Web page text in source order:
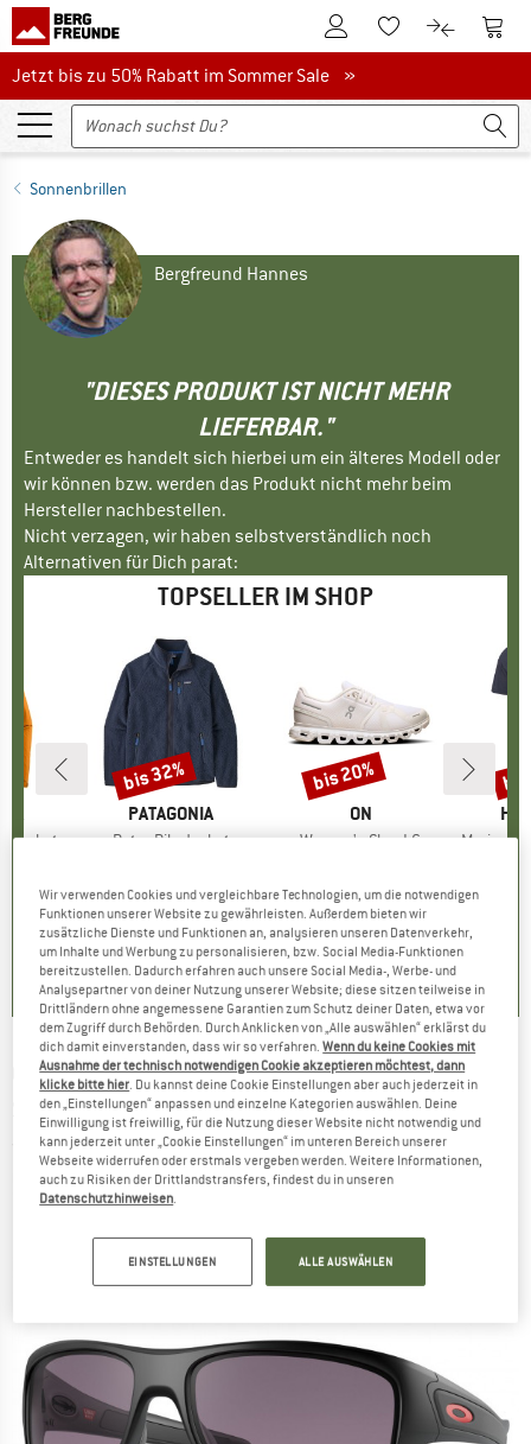
Zum KundenkontoZum Merkzettel.
Zum Zum
Jetzt bis zu 50% Rabatt im Sommer Sale
Jetzt bis zu 50% Rabatt im Sommer Sale »
Sonnenbrillen
Bergfreund Hannes
"DIESES PRODUKT IST NICHT MEHR
LIEFERBAR."
Entweder es handelt sich hierbei um ein älteres Modell oder
wir können bzw. werden das Produkt nicht mehr beim
Hersteller nachbestellen.
Nicht verzagen, wir haben selbstverständlich noch
Alternativen für Dich parat:
TOPSELLER IM SHOP
Jacket
8
)
MARKE
PATAGONIA
Artikel
Retro Pile Jacket
+1
4,6(71)
Rabatt
bis 32%
MARKE
ON
Artikel
Women's Cloud 6
+10
4,7(48)
Rabatt
bis 20%
Artikel
MerinoMix150
OAKLEY -Turbine Prizm S3 (VLT 17%) -
Sonnenbrille
(0)
Wir verwenden Cookies und vergleichbare Technologien, um die notwendigen
Funktionen unserer Website zu gewährleisten. Außerdem bieten wir
zusätzliche Dienste und Funktionen an, analysieren unseren Datenverkehr,
um Inhalte und Werbung zu personalisieren, bzw. Social Media-Funktionen
bereitzustellen. Dadurch erfahren auch unsere Social Media-, Werbe- und
Analysepartner von deiner Nutzung unserer Website; diese sitzen teilweise in
Drittländern ohne angemessene Garantien zum Schutz deiner Daten, etwa vor
dem Zugriff durch Behörden. Durch Anklicken von „Alle auswählen“ erklärst du
dich damit einverstanden, dass wir so verfahren.Wenn du keine Cookies mit
Ausnahme der technisch notwendigen Cookie akzeptieren möchtest, dann
klicke bitte hier . Du kannst deine Cookie Einstellungen aber auch jederzeit in
den „Einstellungen“ anpassen und einzelne Kategorien auswählen. Deine
Einwilligung ist freiwillig, für die Nutzung dieser Website nicht notwendig und
kann jederzeit unter „Cookie Einstellungen“ im unteren Bereich unserer
Webseite widerrufen oder erstmals vergeben werden. Weitere Informationen,
auch zu Risiken der Drittlandstransfers, findest du in unseren
Datenschutzhinweisen
EINSTELLUNGEN ALLE AUSWÄHLEN